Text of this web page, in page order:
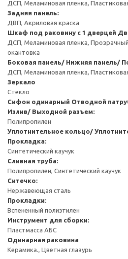
ДСП, Меламиновая пленка,
Задняя панель:
ДВП, Акриловая краска
Шкаф под раковину с 1 дверцей
ДСП, Меламиновая пленка,
окантовка
Боковая панель/ Нижняя панель/
ДСП, Меламиновая пленка,
Зеркало
Стекло
Сифон одинарный Отводной
Излив/ Выходной разъем:
Полипропилен
Уплотнительное кольцо/
Прокладка:
Синтетический каучук
Сливная труба:
Полипропилен, Синтетический каучук
Ситечко:
Нержавеющая сталь
Прокладки:
Вспененный полиэтилен
Инструмент для сборки:
Пластмасса АБС
Одинарная раковина
Керамика., Цветная глазурь